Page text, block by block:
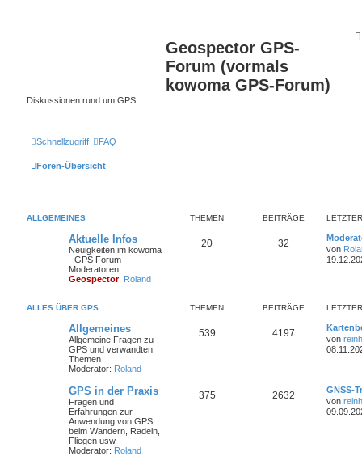
Geospector GPS-
Forum (vormals
kowoma GPS-Forum)
Diskussionen rund um GPS
Schnellzugriff FAQ
Foren-Übersicht
ALLGEMEINES THEMEN BEITRÄGE
Aktuelle Infos
Neuigkeiten im kowoma
- GPS Forum
Moderatoren:
Geospector, Roland
20 32
von
ALLES ÜBER GPS THEMEN BEITRÄGE
Allgemeines
Allgemeine Fragen zu
GPS und verwandten
Themen
Moderator: Roland
539 4197
von
GPS in der Praxis
Fragen und
Erfahrungen zur
Anwendung von GPS
beim Wandern, Radeln,
Fliegen usw.
Moderator: Roland
375 2632
GNSS-
von